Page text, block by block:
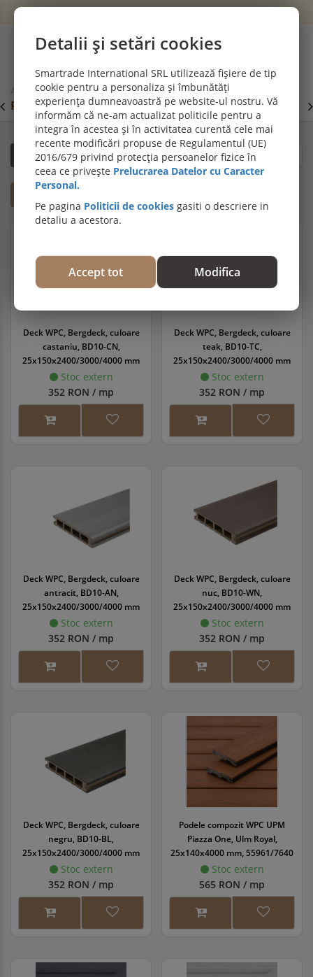
Cont
Acasă Terase din lemn - pardoseli exterioare
PROMOȚII DE IULIE! PARCHET SPC SI LVT: Viziteaza
secțiunea de pardoseli SPC SI LVT
Filtrează Sortare după relevanță
Deck WPC, Bergdeck, culoare
castaniu, BD10-CN,
25x150x2400/3000/4000 mm
Stoc extern
352 RON / mp
Deck WPC, Bergdeck, culoare
teak, BD10-TC,
25x150x2400/3000/4000 mm
Stoc extern
352 RON / mp
Deck WPC, Bergdeck, culoare
antracit, BD10-AN,
25x150x2400/3000/4000 mm
Stoc extern
352 RON / mp
Deck WPC, Bergdeck, culoare
nuc, BD10-WN,
25x150x2400/3000/4000 mm
Stoc extern
352 RON / mp
Deck WPC, Bergdeck, culoare
negru, BD10-BL,
25x150x2400/3000/4000 mm
Stoc extern
352 RON / mp
Podele compozit WPC UPM
Piazza One, Ulm Royal,
25x140x4000 mm, 55961/7640
Stoc extern
565 RON / mp
Detalii și setări cookies
Smartrade International SRL utilizează fișiere de tip
cookie pentru a personaliza și îmbunătăți
experiența dumneavoastră pe website-ul nostru. Vă
informăm că ne-am actualizat politicile pentru a
integra în acestea și în activitatea curentă cele mai
recente modificări propuse de Regulamentul (UE)
2016/679 privind protecția persoanelor fizice în
ceea ce privește Prelucrarea Datelor cu Caracter
Personal.
Pe pagina Politicii de cookies gasiti o descriere in
detaliu a acestora.
Accept tot Modifica